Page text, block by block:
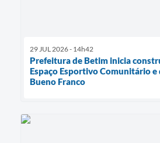
29 JUL 2026 - 14h42
Prefeitura de Betim inicia
Espaço Esportivo Comunitário e
Bueno Franco